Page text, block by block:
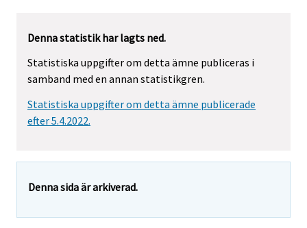
Denna statistik har lagts ned.
Statistiska uppgifter om detta ämne publiceras i
samband med en annan statistikgren.
Statistiska uppgifter om detta ämne publicerade
efter 5.4.2022.
Denna sida är arkiverad.